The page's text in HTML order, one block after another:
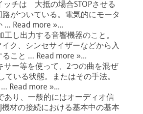
ッチは 大抵の場合STOPさせる
がついている。電気的にモータ
… Read more »...
し出力する音響機器のこと。
ク、シンセサイザーなどから入
こと … Read more »...
サー等を使って、2つの曲を混ぜ
いる状態。またはその手法。
Read more »...
あり、一般的にはオーディオ信
材の接続における基本中の基本